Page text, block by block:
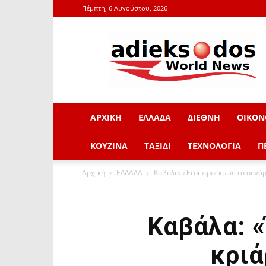
Πέμπτη, 6 Αυγούστου, 2026
adieksodos.gr
ΑΡΧΙΚΗ ΕΛΛΑΔΑ ΔΙΕΘΝΗ
ΚΟΥΖΙΝΑ ΤΑΞΙΔΙ ΤΕΧΝΟΛΟΓΙΑ
Αρχική ΕΛΛΑΔΑ Καβάλα: «Έτσι προέκυψε το
Καβάλα: